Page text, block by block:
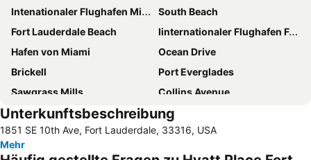
Intenationaler Flughafen Miami
South Beach
Fort Lauderdale Beach
Iinternationaler Flughafen Fort Lauderdale - Hollywood
Hafen von Miami
Ocean Drive
Brickell
Port Everglades
Sawgrass Mills
Collins Avenue
Alvin's Island - Tropical Department Stores
Dolphin Mall
Art Deco Distrikt
Strandpromenade von Miami Beach
Miami Beach Convention Center
Hard Rock Stadium
Unterkunftsbeschreibung
1851 SE 10th Ave, Fort Lauderdale, 33316, USA
Mehr